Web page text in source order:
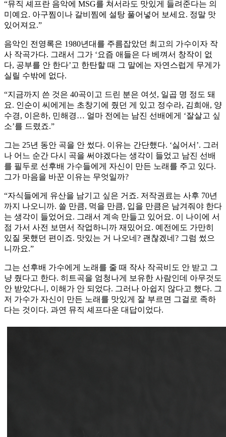
“뮤직 셰프란 음악에 MSG를 쳐서라도 맛있게 들려준다는 의
미예요. 아구찜이나 갈비찜에 설탕 풀어넣어 보세요. 정말 맛
있어져요.”
음악인 전영록은 1980년대를 주름잡았던 최고의 가수이자 작
사 작곡가다. 그래서 그가 ‘요즘 애들은 다 베껴서 창작이 없
다, 공부를 안 한다’고 한탄할 때 그 말에는 자연스럽게 무게가
실릴 수밖에 없다.
“지금까지 쓴 것은 40곡이고 드린 분은 여섯, 일곱 명 정도 돼
요. 인순이 씨에게는 초창기에 줬던 게 있고 정수라, 김희애, 양
수경, 이은하, 민해경… 얼마 전에는 남진 선배에게 ‘잘살고 싶
소’를 드렸죠.”
그는 25년 동안 곡을 안 썼다. 이유는 간단했다. ‘싫어서’. 그러
나 어느 순간 다시 곡을 써야겠다는 생각이 들었고 남진 선배
를 필두로 선후배 가수들에게 자신이 만든 노래를 주고 있다.
그가 마음을 바꾼 이유는 무엇일까?
“자식들에게 유산을 남기고 싶은 거죠. 저작권료는 사후 70년
까지 나오니까. 쓸 만큼, 먹을 만큼, 입을 만큼은 남겨줘야 한다
는 생각이 들었어요. 그래서 계속 만들고 있어요. 이 나이에 서
점 가서 사전 보면서 작업하니까 재밌어요. 예전에도 가만히
있질 못했던 편이죠. 맛있는 거 나오네? 괜찮겠네? 그럼 썼으
니까요.”
그는 선후배 가수에게 노래를 줄 때 작사 작곡비도 안 받고 그
냥 줬다고 한다. 히트곡을 엄청나게 보유한 사람인데 아무것도
안 받았다니, 이해가 안 되었다. 그러나 아쉽지 않다고 했다. 그
저 가수가 자신이 만든 노래를 맛있게 잘 부르면 그걸로 족하
다는 것이다. 과연 뮤직 셰프다운 대답이었다.